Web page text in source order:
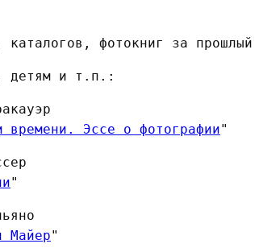
каталогов, фотокниг за
детям и т.п.:
времени. Эссе о фотографии"
"
Майер"